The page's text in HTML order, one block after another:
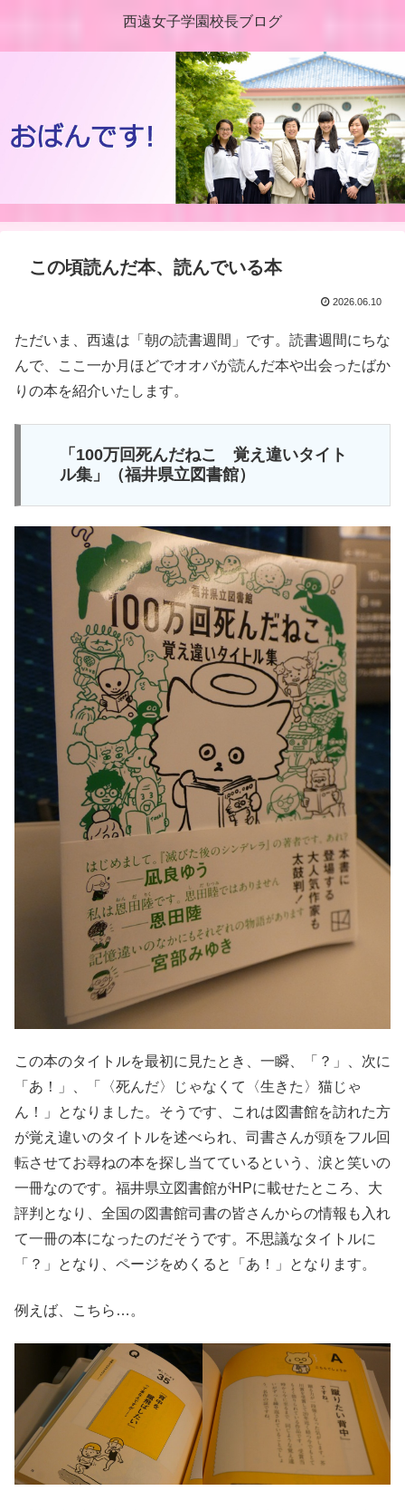
西遠女子学園校長ブログ
この頃読んだ本、読んでいる本
2026.06.10
ただいま、西遠は「朝の読書週間」です。読書週間にちな
んで、ここ一か月ほどでオオバが読んだ本や出会ったばか
りの本を紹介いたします。
「100万回死んだねこ 覚え違いタイト
ル集」（福井県立図書館）
この本のタイトルを最初に見たとき、一瞬、「？」、次に
「あ！」、「〈死んだ〉じゃなくて〈生きた〉猫じゃ
ん！」となりました。そうです、これは図書館を訪れた方
が覚え違いのタイトルを述べられ、司書さんが頭をフル回
転させてお尋ねの本を探し当てているという、涙と笑いの
一冊なのです。福井県立図書館がHPに載せたところ、大
評判となり、全国の図書館司書の皆さんからの情報も入れ
て一冊の本になったのだそうです。不思議なタイトルに
「？」となり、ページをめくると「あ！」となります。
例えば、こちら…。